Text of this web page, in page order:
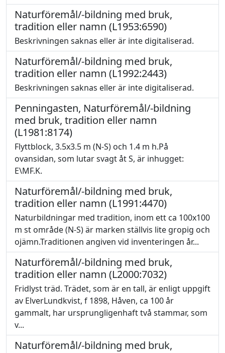
Naturföremål/-bildning med bruk,
tradition eller namn (L1953:6590)
Beskrivningen saknas eller är inte digitaliserad.
Naturföremål/-bildning med bruk,
tradition eller namn (L1992:2443)
Beskrivningen saknas eller är inte digitaliserad.
Penningasten, Naturföremål/-bildning
med bruk, tradition eller namn
(L1981:8174)
Flyttblock, 3.5x3.5 m (N-S) och 1.4 m h.På
ovansidan, som lutar svagt åt S, är inhugget:
E\MF.K.
Naturföremål/-bildning med bruk,
tradition eller namn (L1991:4470)
Naturbildningar med tradition, inom ett ca 100x100
m st område (N-S) är marken ställvis lite gropig och
ojämn.Traditionen angiven vid inventeringen år...
Naturföremål/-bildning med bruk,
tradition eller namn (L2000:7032)
Fridlyst träd. Trädet, som är en tall, är enligt uppgift
av ElverLundkvist, f 1898, Håven, ca 100 år
gammalt, har ursprungligenhaft två stammar, som
v...
Naturföremål/-bildning med bruk,